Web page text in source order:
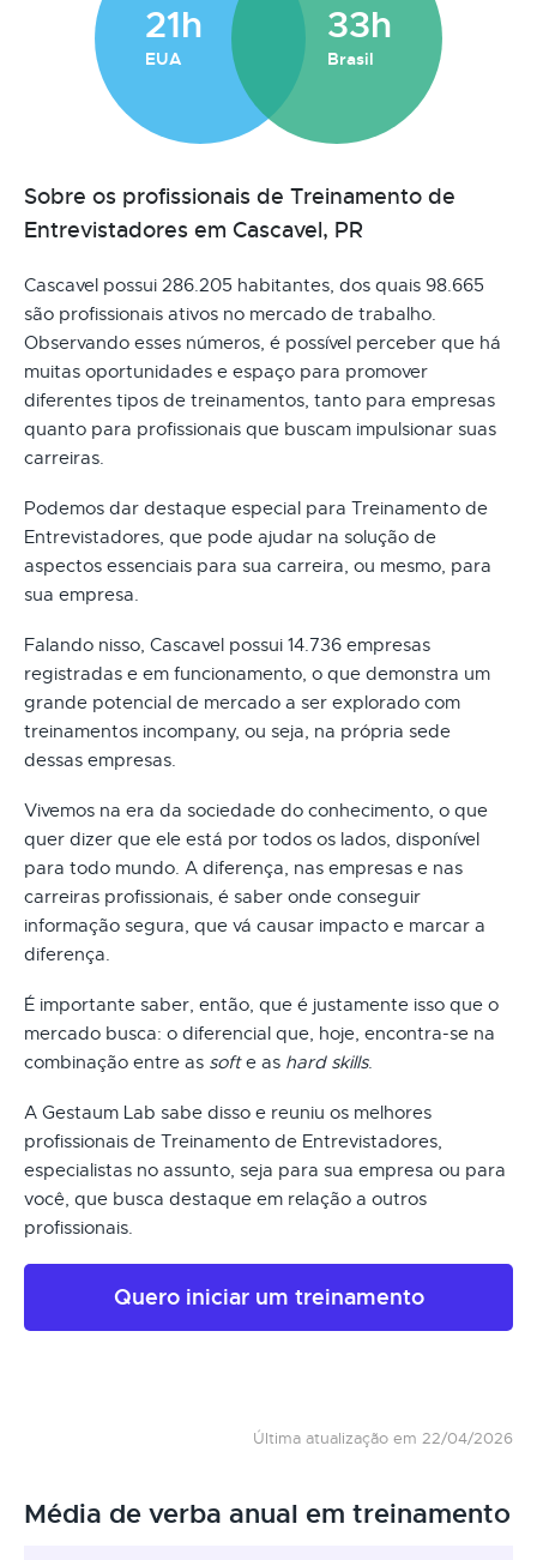
21h
EUA
33h
Brasil
Sobre os profissionais de Treinamento de
Entrevistadores em Cascavel, PR
Cascavel possui 286.205 habitantes, dos quais 98.665
são profissionais ativos no mercado de trabalho.
Observando esses números, é possível perceber que há
muitas oportunidades e espaço para promover
diferentes tipos de treinamentos, tanto para empresas
quanto para profissionais que buscam impulsionar suas
carreiras.
Podemos dar destaque especial para Treinamento de
Entrevistadores, que pode ajudar na solução de
aspectos essenciais para sua carreira, ou mesmo, para
sua empresa.
Falando nisso, Cascavel possui 14.736 empresas
registradas e em funcionamento, o que demonstra um
grande potencial de mercado a ser explorado com
treinamentos incompany, ou seja, na própria sede
dessas empresas.
Vivemos na era da sociedade do conhecimento, o que
quer dizer que ele está por todos os lados, disponível
para todo mundo. A diferença, nas empresas e nas
carreiras profissionais, é saber onde conseguir
informação segura, que vá causar impacto e marcar a
diferença.
É importante saber, então, que é justamente isso que o
mercado busca: o diferencial que, hoje, encontra-se na
combinação entre as softe as hard skills.
A Gestaum Lab sabe disso e reuniu os melhores
profissionais de Treinamento de Entrevistadores,
especialistas no assunto, seja para sua empresa ou para
você, que busca destaque em relação a outros
profissionais.
Quero iniciar um treinamento
Última atualização em 22/04/2026
Média de verba anual em treinamento